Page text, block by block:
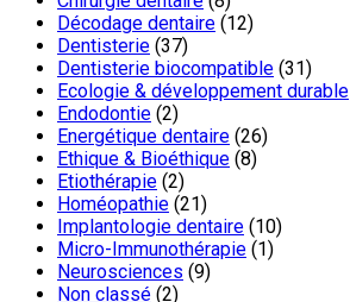
Décodage dentaire (12)
Dentisterie (37)
Dentisterie biocompatible (31)
Ecologie & développement durable
Endodontie (2)
Energétique dentaire (26)
Ethique & Bioéthique (8)
Etiothérapie (2)
Homéopathie (21)
Implantologie dentaire (10)
Micro-Immunothérapie (1)
Neurosciences (9)
Non classé (2)